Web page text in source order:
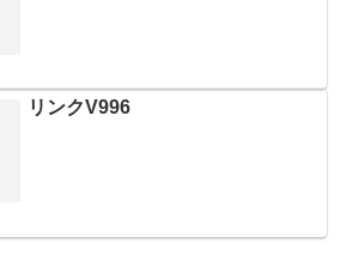
リンクV996